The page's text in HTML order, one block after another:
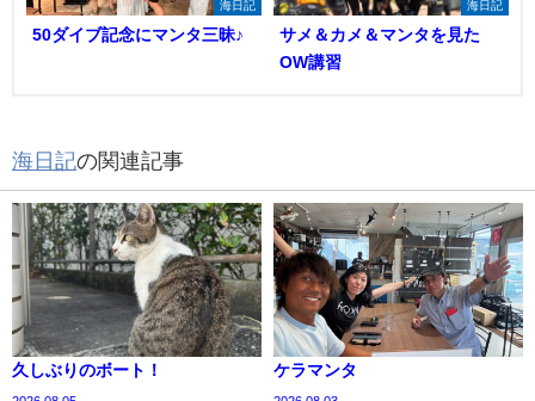
海日記
50ダイブ記念にマンタ三昧♪
海日記
サメ＆カメ＆マンタを見た
OW講習
海日記の関連記事
久しぶりのボート！ ケラマンタ